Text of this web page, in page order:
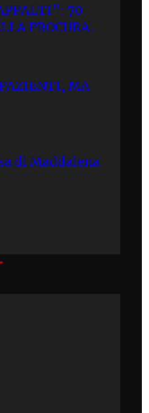
70
PROCURA.
MA
di Maddalena